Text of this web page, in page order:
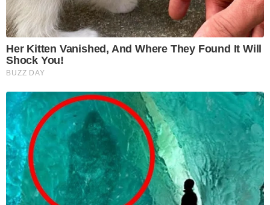
Her Kitten Vanished, And Where They Found It Will
Shock You!
BUZZ DAY